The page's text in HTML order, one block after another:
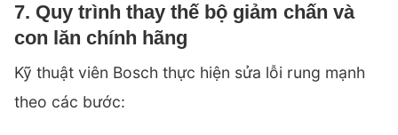
7. Quy trình thay thế bộ giảm chấn và
con lăn chính hãng
Kỹ thuật viên Bosch thực hiện sửa lỗi rung mạnh
theo các bước: